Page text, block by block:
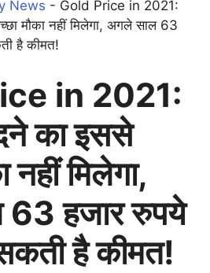
News - Gold Price in 2021:
मौका नहीं मिलेगा, अगले साल 63
है कीमत!
in 2021:
का इससे
नहीं मिलेगा,
हजार रुपये
है कीमत!